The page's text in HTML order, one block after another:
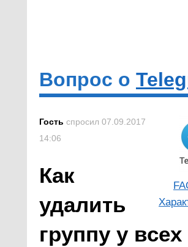
Вопрос о
Гость спросил 07.09.2017
14:06
Как
удалить
группу у всех